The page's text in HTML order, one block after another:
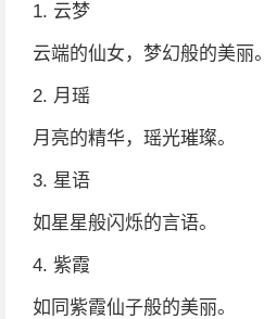
1. 云梦
云端的仙女，梦幻般的美丽。
2. 月瑶
月亮的精华，瑶光璀璨。
3. 星语
如星星般闪烁的言语。
4. 紫霞
如同紫霞仙子般的美丽。